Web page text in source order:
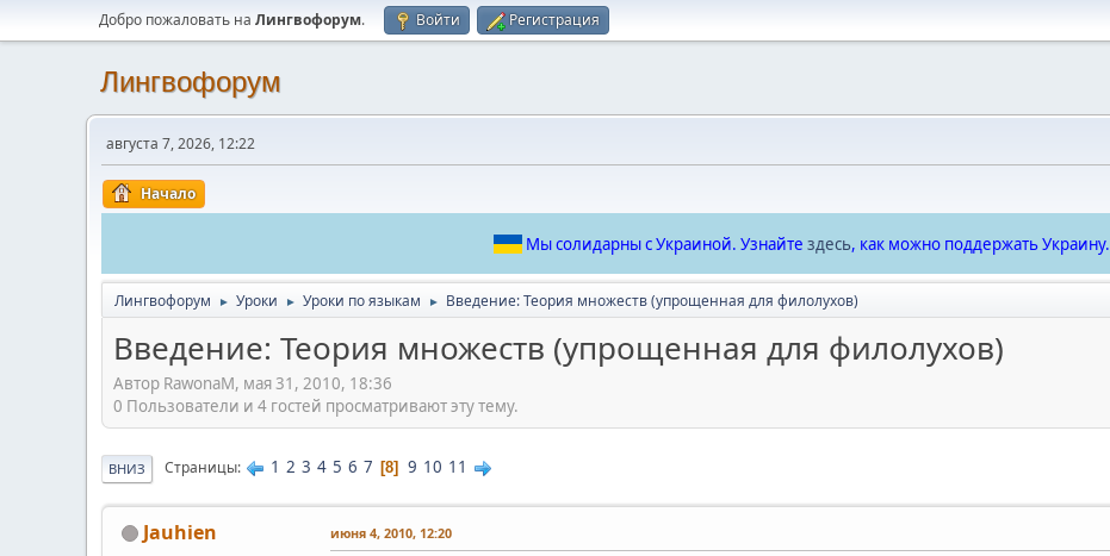
Добро пожаловать на Лингвофорум. Войти Регистрация
Лингвофорум
августа 7, 2026, 12:22
Начало
Мы солидарны с Украиной. Узнайте здесь, как можно поддержать Украину.
Лингвофорум ► Уроки ► Уроки по языкам ► Введение: Теория множеств (упрощенная для филолухов)
Введение: Теория множеств (упрощенная для филолухов)
Автор RawonaM, мая 31, 2010, 18:36
0 Пользователи и 4 гостей просматривают эту тему.
ВНИЗ Страницы 1 2 3 4 5 6 7 8 9 10 11
Jauhien июня 4, 2010, 12:20